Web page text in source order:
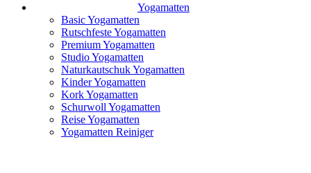
Yogamatten
Basic Yogamatten
Rutschfeste Yogamatten
Premium Yogamatten
Studio Yogamatten
Naturkautschuk Yogamatten
Kinder Yogamatten
Kork Yogamatten
Schurwoll Yogamatten
Reise Yogamatten
Yogamatten Reiniger